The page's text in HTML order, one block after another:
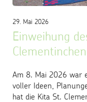
Einweihung
Clementinchen
29. Mai 2026
Am 8. Mai 2026 war
voller Ideen,
hat die Kita St.